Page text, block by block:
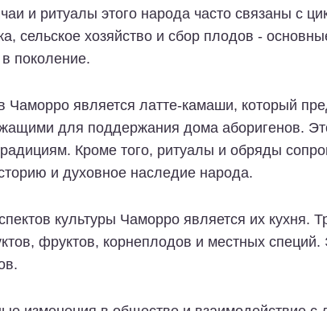
и ритуалы этого народа часто связаны с
сельское хозяйство и сбор плодов -
поколение.
Чаморро является латте-камаши, который
для поддержания дома аборигенов.
Кроме того, ритуалы и обряды
и духовное наследие народа.
культуры Чаморро является их кухня.
фруктов, корнеплодов и местных специй.